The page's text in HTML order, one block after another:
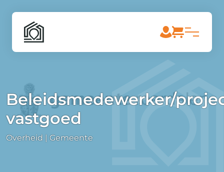
Beleidsmedewerker/
vastgoed
Overheid | Gemeente